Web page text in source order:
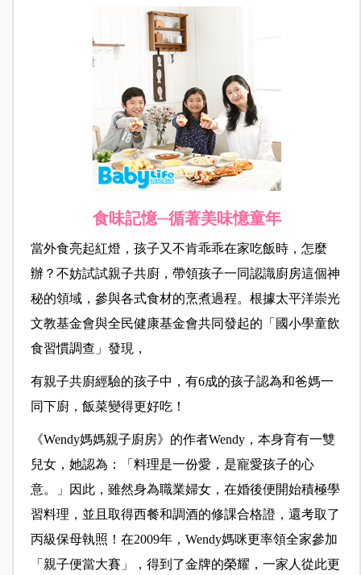
食味記憶─循著美味憶童年
當外食亮起紅燈，孩子又不肯乖乖在家吃飯時，怎麼
辦？不妨試試親子共廚，帶領孩子一同認識廚房這個神
秘的領域，參與各式食材的烹煮過程。根據太平洋崇光
文教基金會與全民健康基金會共同發起的「國小學童飲
食習慣調查」發現，
有親子共廚經驗的孩子中，有6成的孩子認為和爸媽一
同下廚，飯菜變得更好吃！
《Wendy媽媽親子廚房》的作者Wendy，本身育有一雙
兒女，她認為：「料理是一份愛，是寵愛孩子的心
意。」因此，雖然身為職業婦女，在婚後便開始積極學
習料理，並且取得西餐和調酒的修課合格證，還考取了
丙級保母執照！在2009年，Wendy媽咪更率領全家參加
「親子便當大賽」，得到了金牌的榮耀，一家人從此更